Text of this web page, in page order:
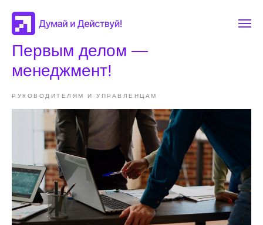
Первым делом —
менеджмент!
РУКОВОДИТЕЛЯМ И УПРАВЛЕНЦАМ